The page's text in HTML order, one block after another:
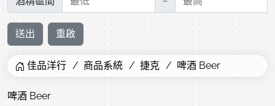
送出 重啟
佳品洋行 商品系統 捷克 啤酒 Beer
啤酒 Beer